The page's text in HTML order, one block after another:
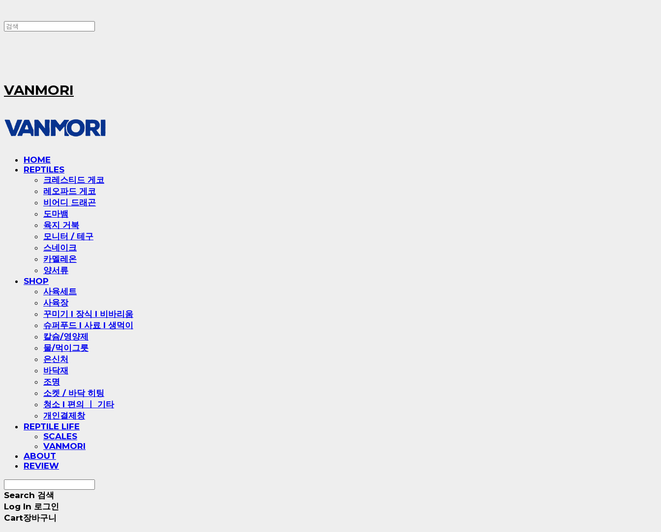
VANMORI
HOME
REPTILES
크레스티드 게코
레오파드 게코
비어디 드래곤
도마뱀
육지 거북
모니터 / 테구
스네이크
카멜레온
양서류
SHOP
사육세트
사육장
꾸미기 l 장식 l 비바리움
슈퍼푸드 l 사료 l 생먹이
칼슘/영양제
물/먹이그릇
은신처
바닥재
조명
소켓 / 바닥 히팅
청소 l 편의 ㅣ 기타
개인결제창
REPTILE LIFE
SCALES
VANMORI
ABOUT
REVIEW
Search 검색
Log In 로그인
Cart장바구니